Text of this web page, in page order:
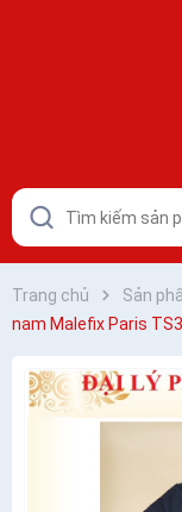
Trang chủ Sản
nam Malefix Paris